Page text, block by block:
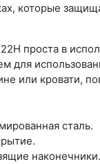
которые
проста в
для
или кровати,
сталь.
наконечники.